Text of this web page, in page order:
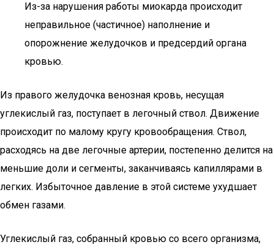
Из-за нарушения работы миокарда происходит
неправильное (частичное) наполнение и
опорожнение желудочков и предсердий органа
кровью.
Из правого желудочка венозная кровь, несущая
углекислый газ, поступает в легочный ствол. Движение
происходит по малому кругу кровообращения. Ствол,
расходясь на две легочные артерии, постепенно делится на
меньшие доли и сегменты, заканчиваясь капиллярами в
легких. Избыточное давление в этой системе ухудшает
обмен газами.
Углекислый газ, собранный кровью со всего организма,